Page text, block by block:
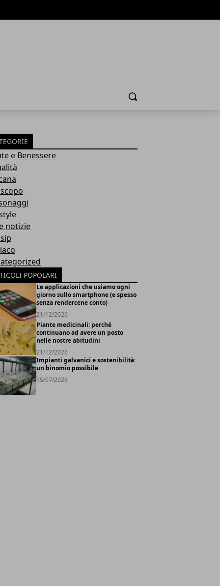
Cerca
e Benessere
notizie
POPOLARI
Le applicazioni che usiamo ogni
giorno sullo smartphone (e spesso
senza rendercene conto)
21/12/2026
Piante medicinali: perché
continuano ad avere un posto
nelle nostre abitudini
21/12/2026
Impianti galvanici e sostenibilità:
un binomio possibile
15/07/2026